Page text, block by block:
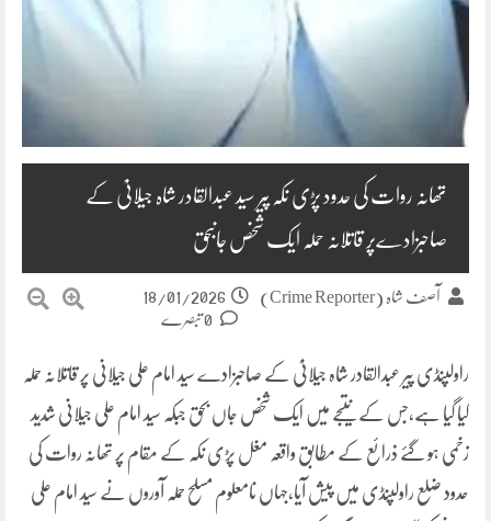
تھانہ روات کی حدود پڑی نکہ پیر سید عبدالقادر شاہ جیلانیؒ کے
صاحبزادےپر قاتلانہ حملہ ایک شخص جانبحق
آصف شاہ (Crime Reporter)
18/01/2026
راولپنڈی پیر عبدالقادر شاہ جیلانیؒ کے صاحبزادے سید امام علی جیلانی پر قاتلانہ حملہ
کیا گیا ہے،جس کے نتیجے میں ایک شخص جاں بحق جبکہ سید امام علی جیلانی شدید
زخمی ہو گئے ذرائع کے مطابق واقعہ مغل پڑی نکہ کے مقام پر تھانہ روات کی
حدود ضلع راولپنڈی میں پیش آیا،جہاں نامعلوم مسلح حملہ آوروں نے سید امام علی